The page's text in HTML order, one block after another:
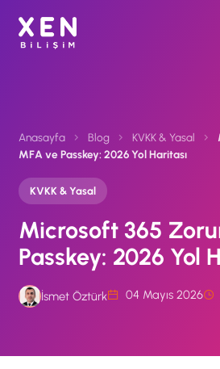
Anasayfa Blog KVKK & Yasal
MFA ve Passkey: 2026 Yol Haritası
KVKK & Yasal
Microsoft 365
Passkey: 2026 Yol
İsmet Öztürk 04 Mayıs 2026